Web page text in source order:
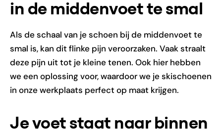
in de middenvoet te smal
Als de schaal van je schoen bij de middenvoet te
smal is, kan dit flinke pijn veroorzaken. Vaak straalt
deze pijn uit tot je kleine tenen. Ook hier hebben
we een oplossing voor, waardoor we je skischoenen
in onze werkplaats perfect op maat krijgen.
Je voet staat naar binnen